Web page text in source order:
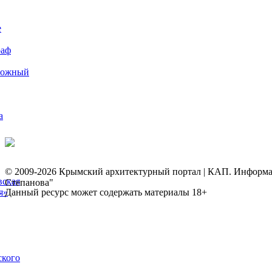
© 2009-2026 Крымский архитектурный портал | КАП.
Степанова"
Данный ресурс может содержать материалы 18+